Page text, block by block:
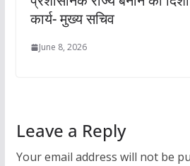
कार्य- मुख्य सचिव
June 8, 2026
Leave a Reply
Your email address will not be